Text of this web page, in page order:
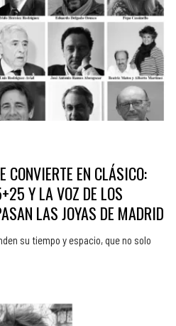
CONVIERTE EN CLÁSICO:
Y LA VOZ DE LOS
LAS JOYAS DE MADRID
su tiempo y espacio, que no solo